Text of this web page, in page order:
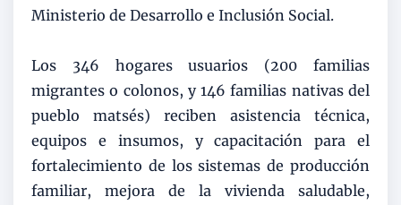
Ministerio de Desarrollo e Inclusión Social.
Los 346 hogares usuarios (200 familias
migrantes o colonos, y 146 familias nativas del
pueblo matsés) reciben asistencia técnica,
equipos e insumos, y capacitación para el
fortalecimiento de los sistemas de producción
familiar, mejora de la vivienda saludable,